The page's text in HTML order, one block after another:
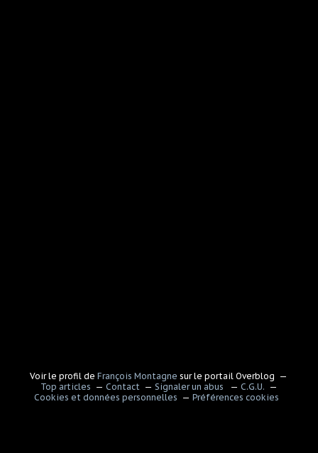
Voir le profil deFrançois Montagne sur le portail Overblog
Top articles
Contact Signaler un abus
C.G.U.
Cookies et données personnelles
Préférences cookies